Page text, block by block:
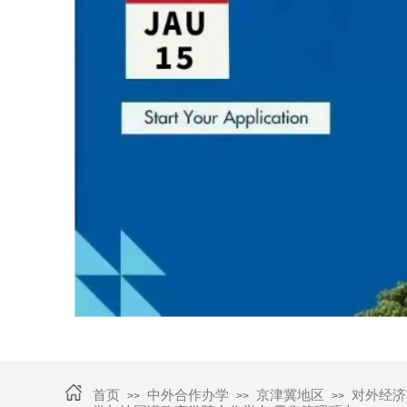
首页 >> 中外合作办学 >> 京津冀地区 >>
对外经